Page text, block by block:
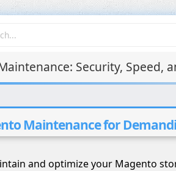
Security, Speed,
Maintenance for
and optimize your Magento